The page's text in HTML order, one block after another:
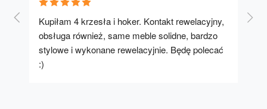
Kupiłam 4 krzesła i hoker. Kontakt rewelacyjny,
obsługa również, same meble solidne, bardzo
stylowe i wykonane rewelacyjnie. Będę polecać
:)
A